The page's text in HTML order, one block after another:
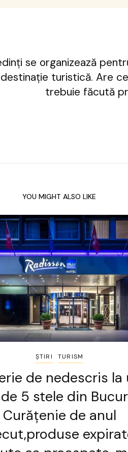
se organizează
turistică. Are
trebuie făcută
YOU MIGHT ALSO LIKE
ȘTIRI TURISM
de nedescris la
5 stele din
Curățenie de anul